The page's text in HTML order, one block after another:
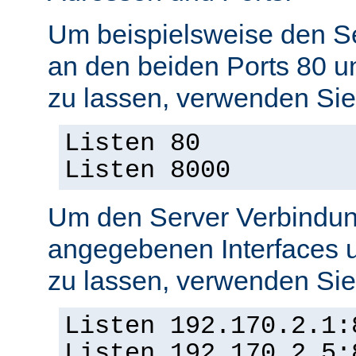
Um beispielsweise den
an den beiden Ports 80
zu lassen, verwenden
Listen 80
Listen 8000
Um den Server
angegebenen Interfaces
zu lassen, verwenden
Listen